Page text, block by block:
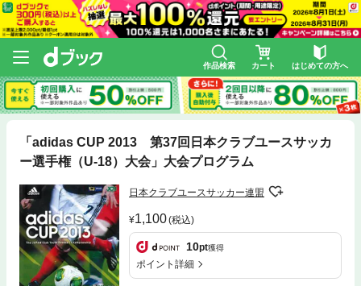
作品検索 カート はじめての方へ
「adidas CUP 2013 第37回日本クラブユースサッカ
ー選手権（U-18）大会」大会プログラム
日本クラブユースサッカー連盟
1,100(税込)
10pt獲得
ポイント詳細